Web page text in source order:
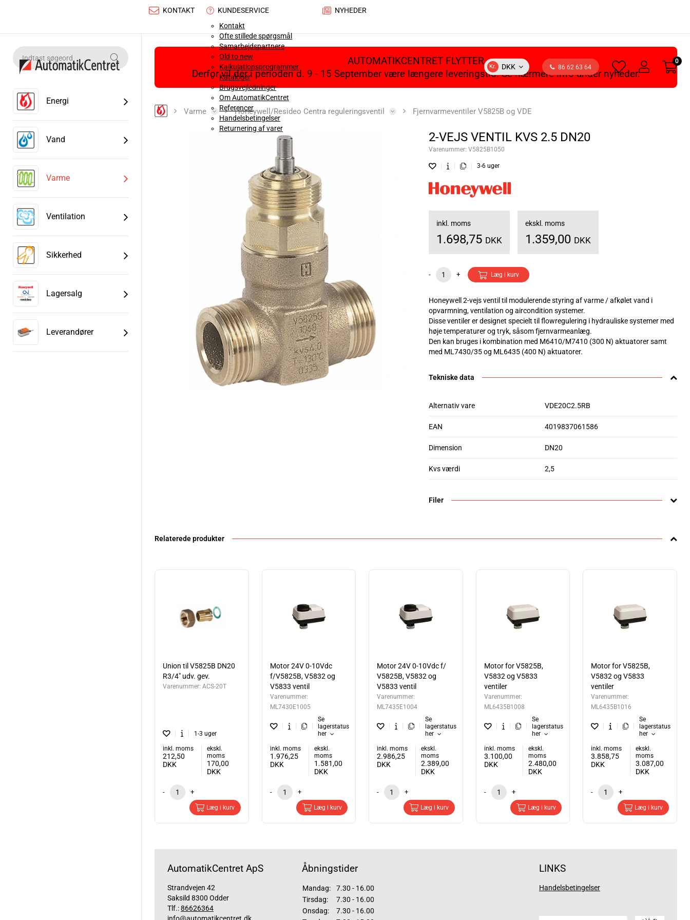
KONTAKT
KUNDESERVICE
Kontakt
Ofte stillede spørgsmål
Samarbejdspartnere
Old to new
Kalkulationsprogrammer
Kataloger
Brugsvejledninger
Om AutomatikCentret
Referencer
Handelsbetingelser
Returnering af varer
NYHEDER
Kr. DKK 86 62 63 64
heart
light
light
0
Energi
Vand
Varme
Ventilation
Sikkerhed
Lagersalg
Leverandører
AUTOMATIKCENTRET FLYTTER
Derfor vil der i perioden d. 9 - 15 September være længere leveringstid. Se nærmere info under nyheder.
Varme Honeywell/Resideo Centra reguleringsventil Fjernvarmeventiler V5825B og VDE
2-VEJS VENTIL KVS 2.5 DN20
Varenummer: V5825B1050
3-6 uger
inkl. moms
1.698,75 DKK
ekskl. moms
1.359,00 DKK
- + Læg i kurv
Honeywell 2-vejs ventil til modulerende styring af varme / afkølet vand i
opvarmning, ventilation og aircondition systemer.
Disse ventiler er designet specielt til flowregulering i hydrauliske systemer med
høje temperaturer og tryk, såsom fjernvarmeanlæg.
Den kan bruges i kombination med M6410/M7410 (300 N) aktuatorer samt
med ML7430/35 og ML6435 (400 N) aktuatorer.
Tekniske data
Alternativ vare VDE20C2.5RB
EAN 4019837061586
Dimension DN20
Kvs værdi 2,5
Filer
Relaterede produkter
Union til V5825B DN20
R3/4" udv. gev.
Varenummer: ACS-20T
1-3 uger
inkl. moms
212,50
DKK
ekskl.
moms
170,00
DKK
- +
Læg i kurv
Motor 24V 0-10Vdc
f/V5825B, V5832 og
V5833 ventil
Varenummer:
ML7430E1005
Se
lagerstatus
her
inkl. moms
1.976,25
DKK
ekskl.
moms
1.581,00
DKK
- +
Læg i kurv
Motor 24V 0-10Vdc f/
V5825B, V5832 og
V5833 ventil
Varenummer:
ML7435E1004
Se
lagerstatus
her
inkl. moms
2.986,25
DKK
ekskl.
moms
2.389,00
DKK
- +
Læg i kurv
Motor for V5825B,
V5832 og V5833
ventiler
Varenummer:
ML6435B1008
Se
lagerstatus
her
inkl. moms
3.100,00
DKK
ekskl.
moms
2.480,00
DKK
- +
Læg i kurv
Motor for V5825B,
V5832 og V5833
ventiler
Varenummer:
ML6435B1016
Se
lagerstatus
her
inkl. moms
3.858,75
DKK
ekskl.
moms
3.087,00
DKK
- +
Læg i kurv
AutomatikCentret ApS
Strandvejen 42
Saksild 8300 Odder
Tlf.:86626364
info@automatikcentret.dk
Åbningstider
Mandag:
7.30 - 16.00
Tirsdag:
7.30 - 16.00
Onsdag:
7.30 - 16.00
LINKS
Handelsbetingelser